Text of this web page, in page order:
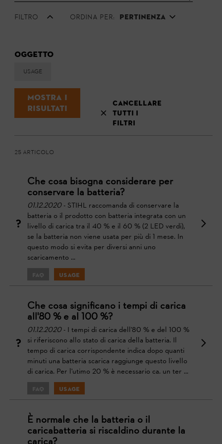
Filtro Ordina per: Pertinenza
Oggetto
Usage
Mostra i
risultati
Cancellare
tutti i
filtri
25 Articolo
Che cosa bisogna considerare per
conservare la batteria?
01.12.2020- STIHL raccomanda di conservare la
batteria o il prodotto con batteria integrata con un
livello di carica tra il 40 % e il 60 % (2 LED verdi),
se la batteria non viene usata per più di 1 mese. In
questo modo si evita per diversi anni uno
scaricamento ...
FAQ Usage
Che cosa significano i tempi di carica
all'80 % e al 100 %?
01.12.2020- I tempi di carica dell'80 % e del 100 %
si riferiscono allo stato di carica della batteria. Il
tempo di carica corrispondente indica dopo quanti
minuti una batteria scarica raggiunge questo livello
di carica. Per l'utimo 20 % è necessario ca. un ter ...
FAQ Usage
È normale che la batteria o il
caricabatteria si riscaldino durante la